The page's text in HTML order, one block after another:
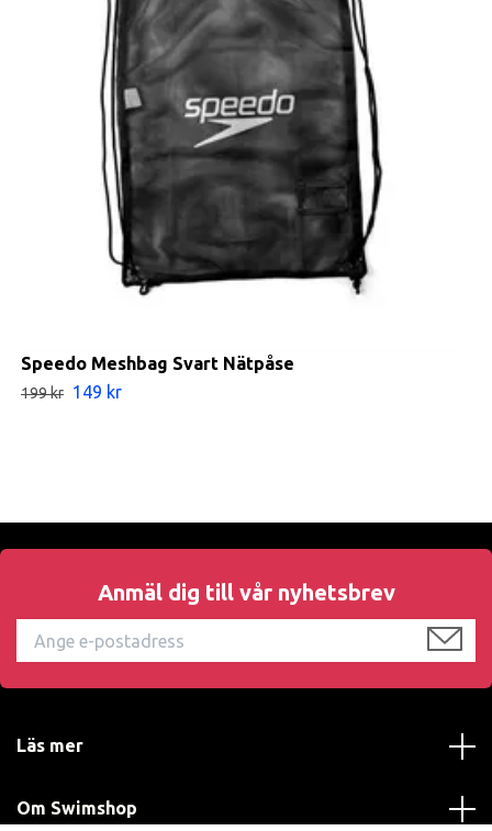
Speedo Meshbag Svart Nätpåse
199 kr 149 kr
Anmäl dig till vår nyhetsbrev
Läs mer
Om Swimshop